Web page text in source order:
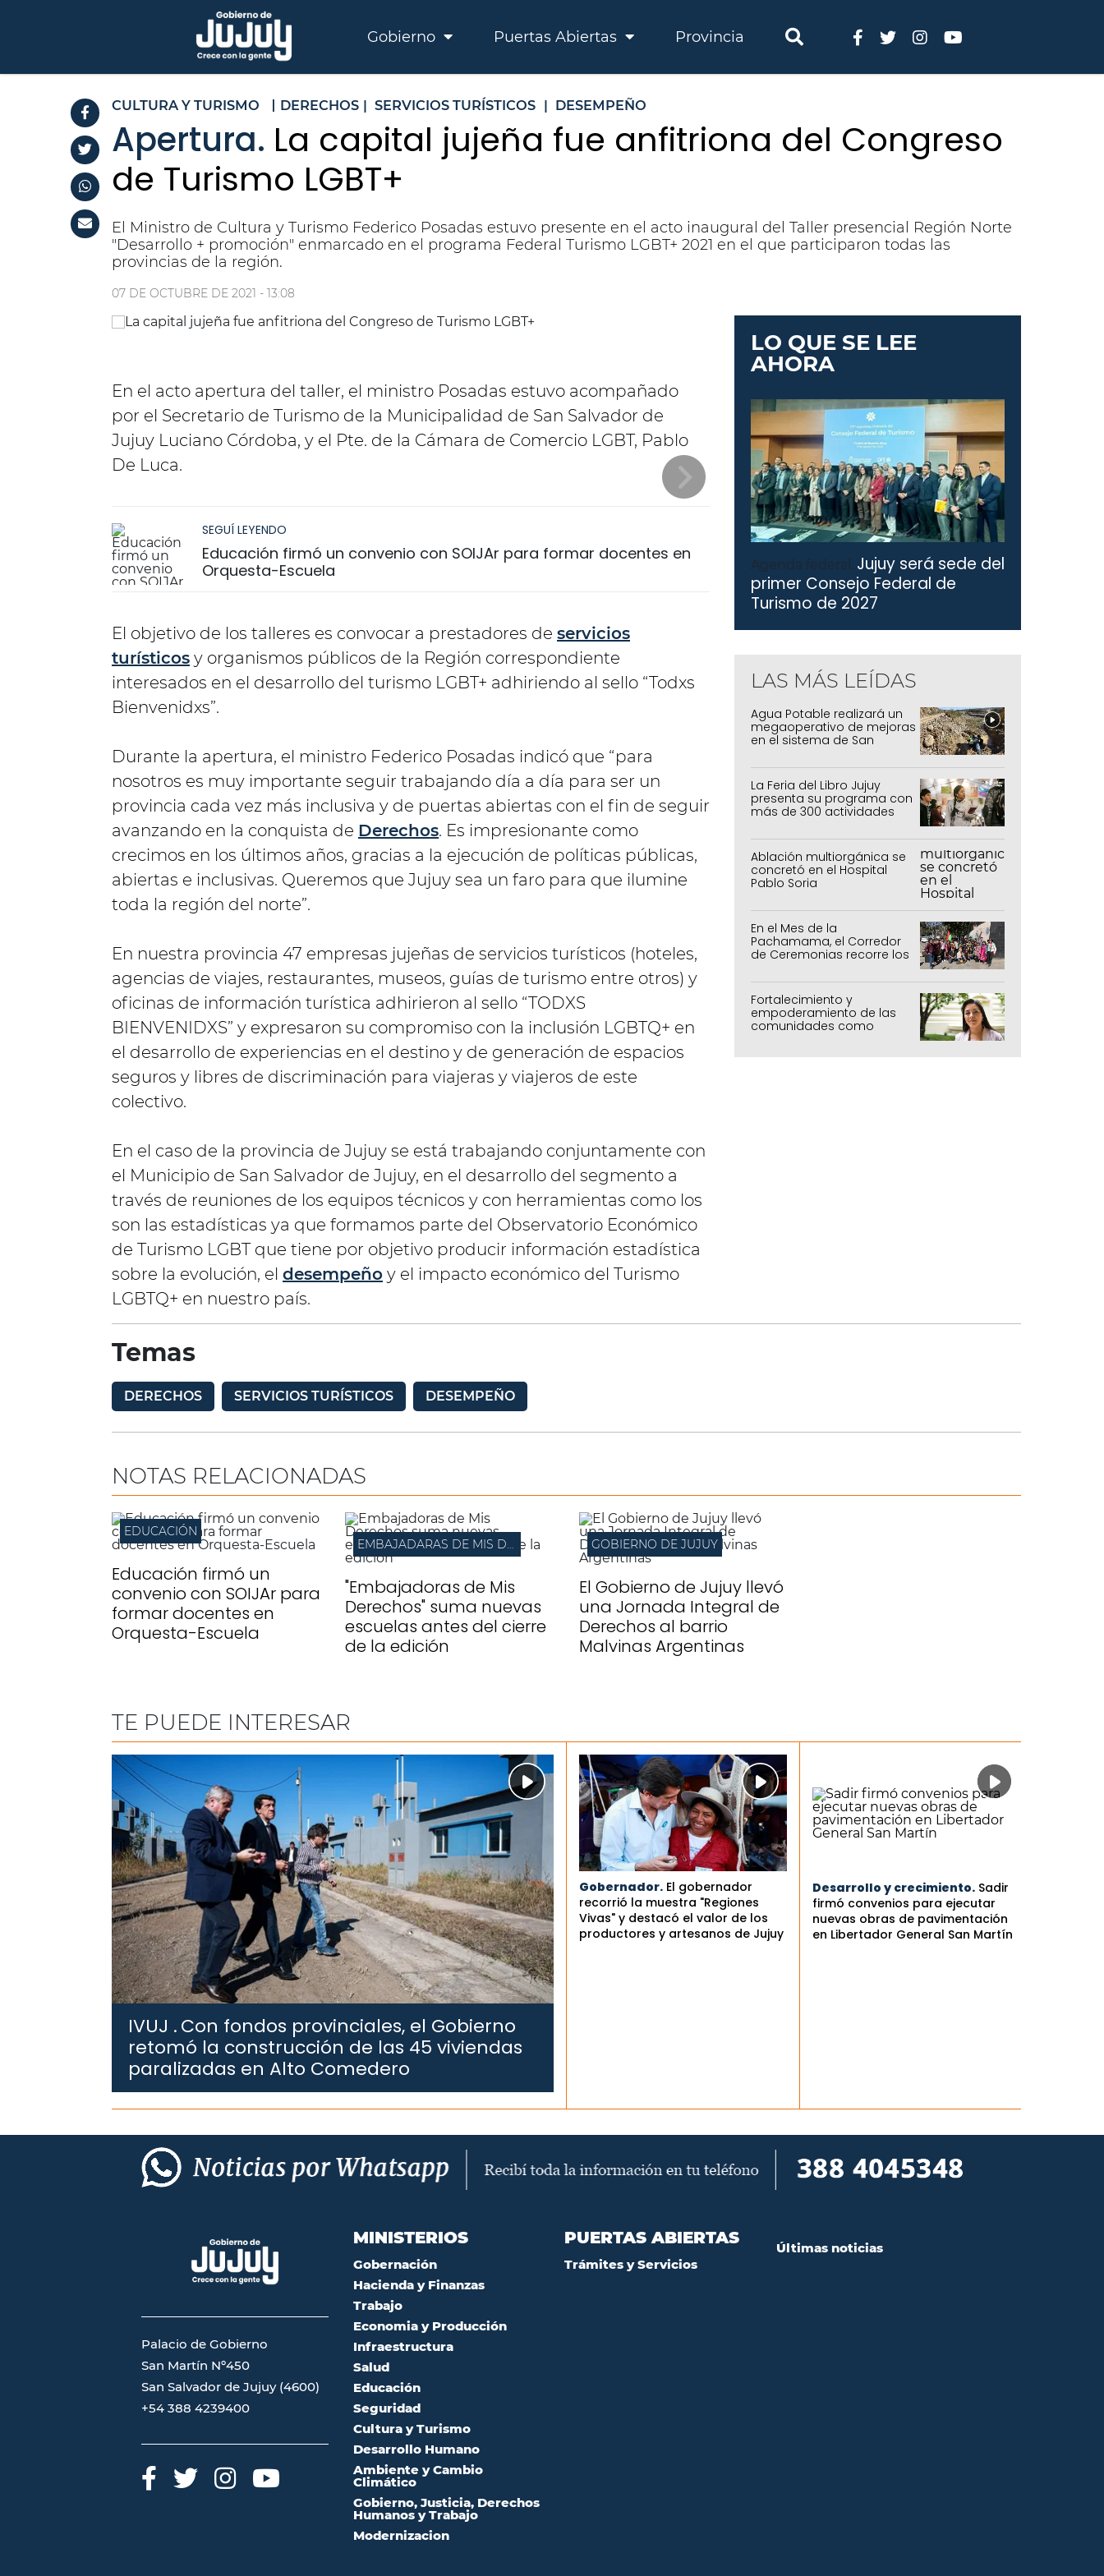
Gobierno Puertas Abiertas Provincia
CULTURA Y TURISMO DERECHOS | SERVICIOS TURÍSTICOS | DESEMPEÑO
Apertura. La capital jujeña fue anfitriona del Congreso
de Turismo LGBT+
El Ministro de Cultura y Turismo Federico Posadas estuvo presente en el acto inaugural del Taller presencial Región Norte
"Desarrollo + promoción" enmarcado en el programa Federal Turismo LGBT+ 2021 en el que participaron todas las
provincias de la región.
07 DE OCTUBRE DE 2021 - 13:08
En el acto apertura del taller, el ministro Posadas estuvo acompañado
por el Secretario de Turismo de la Municipalidad de San Salvador de
Jujuy Luciano Córdoba, y el Pte. de la Cámara de Comercio LGBT, Pablo
De Luca.
SEGUÍ LEYENDO
Educación firmó un convenio con SOIJAr para formar docentes en
Orquesta-Escuela
El objetivo de los talleres es convocar a prestadores de servicios
turísticos y organismos públicos de la Región correspondiente
interesados en el desarrollo del turismo LGBT+ adhiriendo al sello “Todxs
Bienvenidxs”.
Durante la apertura, el ministro Federico Posadas indicó que “para
nosotros es muy importante seguir trabajando día a día para ser un
provincia cada vez más inclusiva y de puertas abiertas con el fin de seguir
avanzando en la conquista de Derechos. Es impresionante como
crecimos en los últimos años, gracias a la ejecución de políticas públicas,
abiertas e inclusivas. Queremos que Jujuy sea un faro para que ilumine
toda la región del norte”.
En nuestra provincia 47 empresas jujeñas de servicios turísticos (hoteles,
agencias de viajes, restaurantes, museos, guías de turismo entre otros) y
oficinas de información turística adhirieron al sello “TODXS
BIENVENIDXS” y expresaron su compromiso con la inclusión LGBTQ+ en
el desarrollo de experiencias en el destino y de generación de espacios
seguros y libres de discriminación para viajeras y viajeros de este
colectivo.
En el caso de la provincia de Jujuy se está trabajando conjuntamente con
el Municipio de San Salvador de Jujuy, en el desarrollo del segmento a
través de reuniones de los equipos técnicos y con herramientas como los
son las estadísticas ya que formamos parte del Observatorio Económico
de Turismo LGBT que tiene por objetivo producir información estadística
sobre la evolución, el desempeño y el impacto económico del Turismo
LGBTQ+ en nuestro país.
LO QUE SE LEE
AHORA
Agenda federal. Jujuy será sede del
primer Consejo Federal de
Turismo de 2027
LAS MÁS LEÍDAS
Agua Potable realizará un
megaoperativo de mejoras
en el sistema de San
La Feria del Libro Jujuy
presenta su programa con
más de 300 actividades
Ablación multiorgánica se
concretó en el Hospital
Pablo Soria
En el Mes de la
Pachamama, el Corredor
de Ceremonias recorre los
capital
Fortalecimiento y
empoderamiento de las
comunidades como
Temas
DERECHOS SERVICIOS TURÍSTICOS DESEMPEÑO
NOTAS RELACIONADAS
EDUCACIÓN
Educación firmó un
convenio con SOIJAr para
formar docentes en
Orquesta-Escuela
EMBAJADARAS DE MIS DERECHOS
"Embajadoras de Mis
Derechos" suma nuevas
escuelas antes del cierre
de la edición
GOBIERNO DE JUJUY
El Gobierno de Jujuy llevó
una Jornada Integral de
Derechos al barrio
Malvinas Argentinas
TE PUEDE INTERESAR
IVUJ .Con fondos provinciales, el Gobierno
retomó la construcción de las 45 viviendas
paralizadas en Alto Comedero
Gobernador. El gobernador
recorrió la muestra "Regiones
Vivas" y destacó el valor de los
productores y artesanos de Jujuy
Desarrollo y crecimiento. Sadir
firmó convenios para ejecutar
nuevas obras de pavimentación
en Libertador General San Martín
Palacio de Gobierno
San Martín Nº450
San Salvador de Jujuy (4600)
+54 388 4239400
MINISTERIOS
Gobernación
Hacienda y Finanzas
Trabajo
Economia y Producción
Infraestructura
Salud
Educación
Seguridad
Cultura y Turismo
Desarrollo Humano
Ambiente y Cambio
Climático
Gobierno, Justicia, Derechos
Humanos y Trabajo
Modernizacion
PUERTAS ABIERTAS
Trámites y Servicios
Últimas noticias